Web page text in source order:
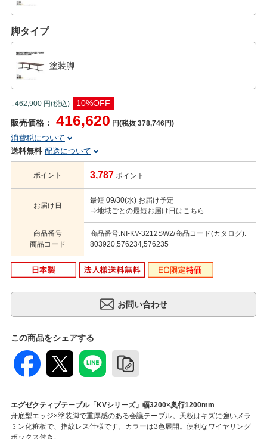
脚タイプ
塗装脚
↓462,900円(税込) 10%OFF
販売価格： 416,620 円(税抜 378,746円)
消費税について
送料無料 配送について
ポイント 3,787 ポイント
お届け日
最短 09/30(水) お届け予定
⇒地域ごとの最短お届け日はこちら
商品番号
商品コード
商品番号:NI-KV-3212SW2/商品コード(カタログ):
803920,576234,576235
この商品をシェアする
エグゼクティブテーブル「KVシリーズ」幅3200×奥行1200mm
舟底型エッジ×塗装脚で重厚感のある会議テーブル。天板はキズに強いメラ
ミン化粧板で、指紋レス仕様です。カラーは3色展開。便利なワイヤリング
ボックス付き。